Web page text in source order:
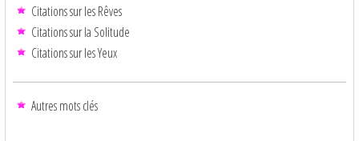
Citations sur les Rêves
Citations sur la Solitude
Citations sur les Yeux
Autres mots clés